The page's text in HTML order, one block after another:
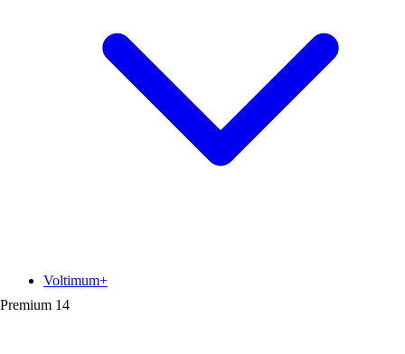
Premium 14
Voltimum+